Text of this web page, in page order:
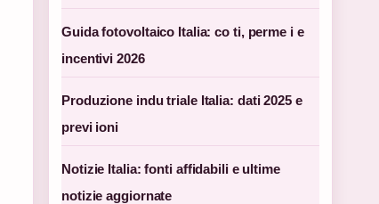
Guida fotovoltaico Italia: co ti, perme i e
incentivi 2026
Produzione indu triale Italia: dati 2025 e
previ ioni
Notizie Italia: fonti affidabili e ultime
notizie aggiornate